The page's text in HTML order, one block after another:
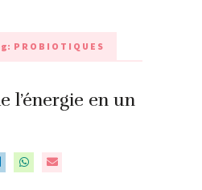
PROBIOTIQUES
l’énergie en un